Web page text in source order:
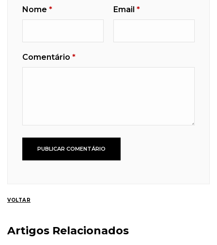
Nome * Email *
Comentário *
VOLTAR
Artigos Relacionados